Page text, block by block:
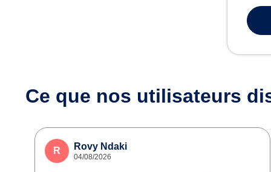
Ce que nos utilisateurs
R Rovy Ndaki
04/08/2026